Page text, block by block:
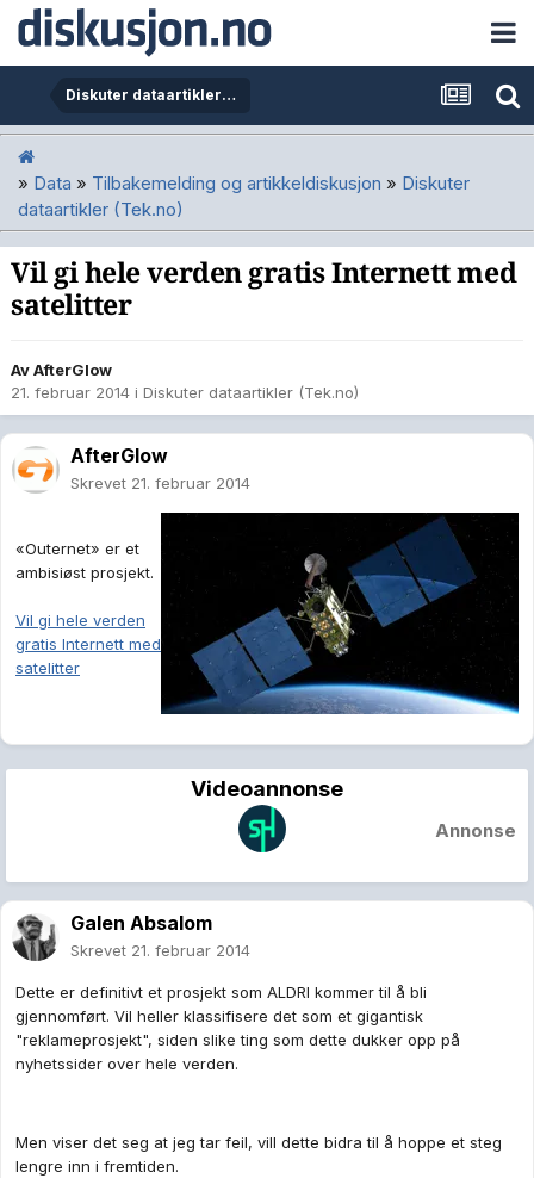
Diskuter dataartikler (Tek.no)
» Data » Tilbakemelding og artikkeldiskusjon » Diskuter
dataartikler (Tek.no)
Vil gi hele verden gratis Internett med
satelitter
AvAfterGlow
21. februar 2014 i Diskuter dataartikler (Tek.no)
AfterGlow
Skrevet 21. februar 2014
«Outernet» er et
ambisiøst prosjekt.
Vil gi hele verden
gratis Internett med
satelitter
Videoannonse
Annonse
Galen Absalom
Skrevet 21. februar 2014
Dette er definitivt et prosjekt som ALDRI kommer til å bli
gjennomført. Vil heller klassifisere det som et gigantisk
"reklameprosjekt", siden slike ting som dette dukker opp på
nyhetssider over hele verden.
Men viser det seg at jeg tar feil, vill dette bidra til å hoppe et steg
lengre inn i fremtiden.